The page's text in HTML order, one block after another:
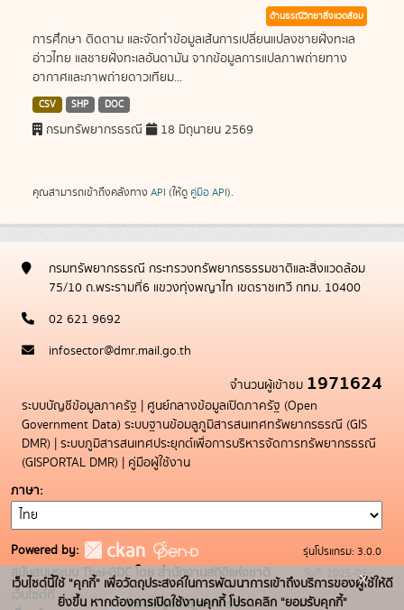
ด้านธรณีวิทยาสิ่งแวดล้อม
การศึกษา ติดตาม และจัดทำข้อมูลเส้นการเปลี่ยนแปลงชายฝั่งทะเล
อ่าวไทย แลชายฝั่งทะเลอันดามัน จากข้อมูลการแปลภาพถ่ายทาง
อากาศและภาพถ่ายดาวเทียม...
CSV SHP DOC
กรมทรัพยากรธรณี 18 มิถุนายน 2569
คุณสามารถเข้าถึงคลังทาง API (ให้ดู คู่มือ API).
กรมทรัพยากรธรณี กระทรวงทรัพยากรธรรมชาติและสิ่งแวดล้อม
75/10 ถ.พระรามที่6 แขวงทุ่งพญาไท เขตราชเทวี กทม. 10400
02 621 9692
infosector@dmr.mail.go.th
จำนวนผู้เข้าชม 1971624
ระบบบัญชีข้อมูลภาครัฐ | ศูนย์กลางข้อมูลเปิดภาครัฐ (Open
Government Data) ระบบฐานข้อมลูภูมิสารสนเทศทรัพยากรธรณี (GIS
DMR) | ระบบภูมิสารสนเทศประยุกต์เพื่อการบริหารจัดการทรัพยากรธรณี
(GISPORTAL DMR) | คู่มือผู้ใช้งาน
ภาษา
Powered by:
สนับสนุนระบบ Thai-GDC โดย สำนักงานสถิติแห่งชาติ
เว็บไซต์ที่
ระบบบัญชีข้อมูลภาครัฐ
รุ่นโปรแกรม: 3.0.0
วันที่: 2025-05-
19
เว็บไซต์นี้ใช้ "คุกกี้" เพื่อวัตถุประสงค์ในการพัฒนาการเข้าถึงบริการของผู้ใช้ให้ดี
ยิ่งขึ้น หากต้องการเปิดใช้งานคุกกี้ โปรดคลิก "ยอมรับคุกกี้"
x